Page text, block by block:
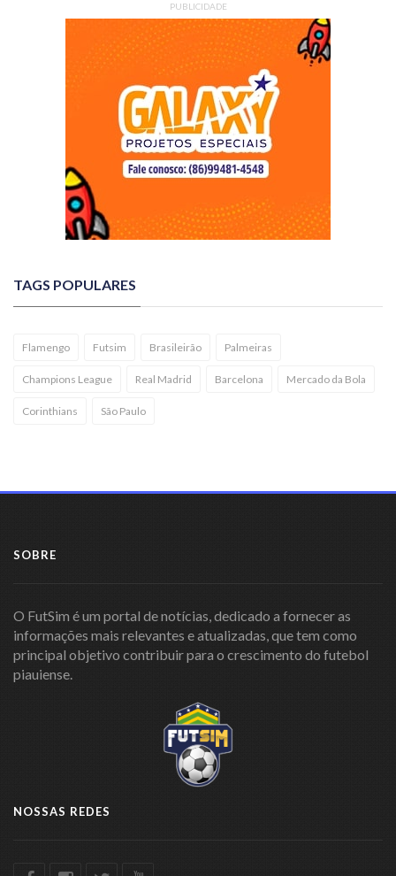
PUBLICIDADE
TAGS POPULARES
Flamengo Futsim Brasileirão Palmeiras
Champions League Real Madrid Barcelona Mercado da Bola
Corinthians São Paulo
SOBRE
O FutSim é um portal de notícias, dedicado a fornecer as
informações mais relevantes e atualizadas, que tem como
principal objetivo contribuir para o crescimento do futebol
piauiense.
NOSSAS REDES